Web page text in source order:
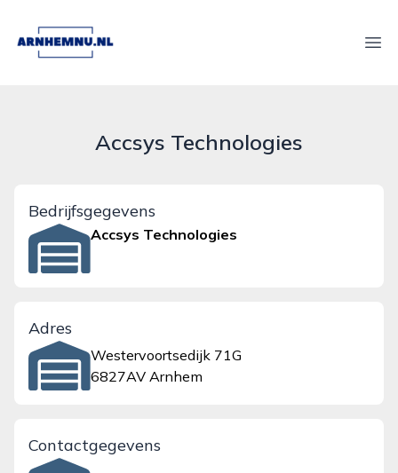
arnhemnu.nl
Accsys Technologies
Bedrijfsgegevens
Accsys Technologies
Adres
Westervoortsedijk 71G
6827AV Arnhem
Contactgegevens